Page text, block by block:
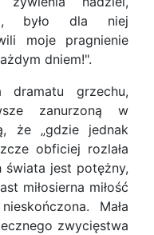
było dla niej
moje pragnienie
dniem!".
dramatu grzechu,
zanurzoną w
że „gdzie jednak
obficiej rozlała
świata jest potężny,
miłosierna miłość
Mała
zwycięstwa